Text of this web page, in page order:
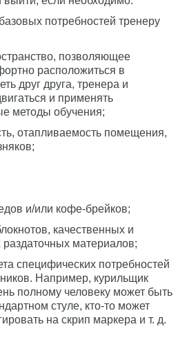
потребностей тренеру
позволяющее
расположиться в
друг друга, тренера и
и применять
методы обучения;
отапливаемость помещения,
и/или кофе-брейков;
качественных и
материалов;
специфических потребностей
Например, курильщик
полному человеку может быть
стуле, кто-то может
на скрип маркера и т. д.